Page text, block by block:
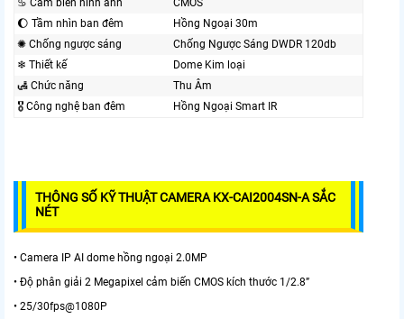
♋ Cảm biến hình ảnh
CMOS
🌔 Tầm nhìn ban đêm
Hồng Ngoại 30m
✺ Chống ngược sáng
Chống Ngược Sáng DWDR 120db
❄ Thiết kế
Dome Kim loại
🛃 Chức năng
Thu Âm
🎖️ Công nghệ ban đêm
Hồng Ngoại Smart IR
THÔNG SỐ KỸ THUẬT CAMERA KX-CAI2004SN-A SẮC
NÉT
• Camera IP AI dome hồng ngoại 2.0MP
• Độ phân giải 2 Megapixel cảm biến CMOS kích thước 1/2.8”
• 25/30fps@1080P